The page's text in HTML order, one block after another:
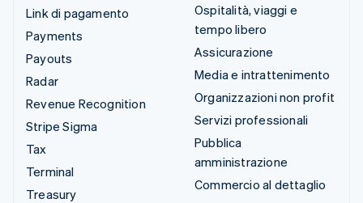
Link di pagamento
Payments
Payouts
Radar
Revenue Recognition
Stripe Sigma
Tax
Terminal
Treasury
Ospitalità, viaggi e
tempo libero
Assicurazione
Media e intrattenimento
Organizzazioni non profit
Servizi professionali
Pubblica
amministrazione
Commercio al dettaglio